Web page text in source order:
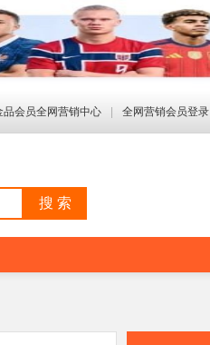
品会员全网营销中心 全网营销会员登录
搜 索